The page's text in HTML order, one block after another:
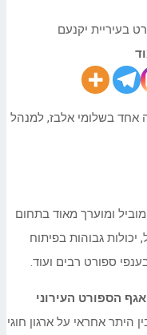
אחד בשלומי אלבז, למנהל
ומוערך מאוד בתחום
יכולות גבוהות בפיתוח
ספורט רבים ועוד.
אגף הספורט העירוני
היתר אחראי על ארגון חוגי